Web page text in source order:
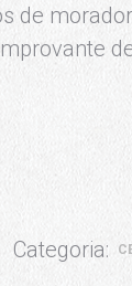
de
Categoria: